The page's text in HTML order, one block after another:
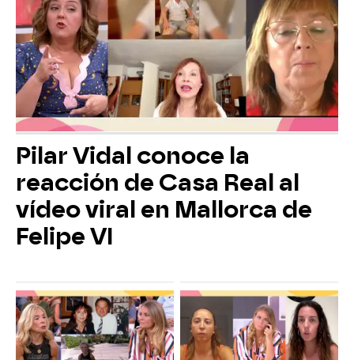
Pilar Vidal conoce la
reacción de Casa Real al
vídeo viral en Mallorca de
Felipe VI